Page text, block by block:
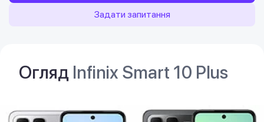
Задати запитання
Огляд Infinix Smart 10 Plus